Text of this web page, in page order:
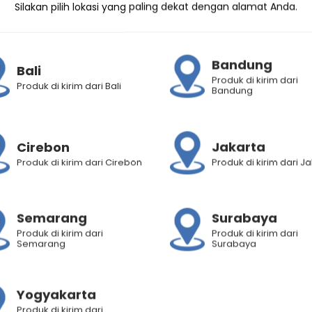
Creambath
mL
6
Hair & Scalp Creambath
6
Hair
Hair &
Silakan pilih lokasi yang paling dekat dengan alamat Anda.
Bali
Produk di kirim dari Bali
Bandung
Produk di kirim dari
Bandung
Cirebon
Produk di kirim dari Cirebon
Jakarta
Produk di kirim dari
Semarang
Produk di kirim dari
Semarang
Surabaya
Produk di kirim dari
Surabaya
Yogyakarta